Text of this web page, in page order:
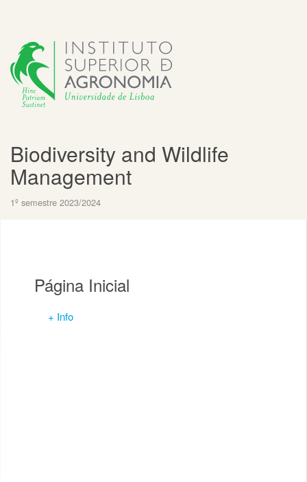
Biodiversity and Wildlife
Management
1º semestre 2023/2024
Página Inicial
+ Info